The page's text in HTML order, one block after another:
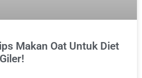
Makan Oat Untuk Diet